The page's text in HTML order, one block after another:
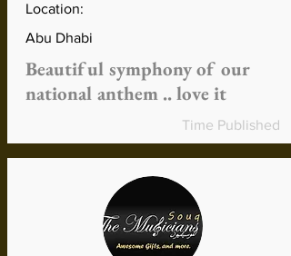
Location:
Abu Dhabi
Beautiful symphony of our
national anthem .. love it
Time Published